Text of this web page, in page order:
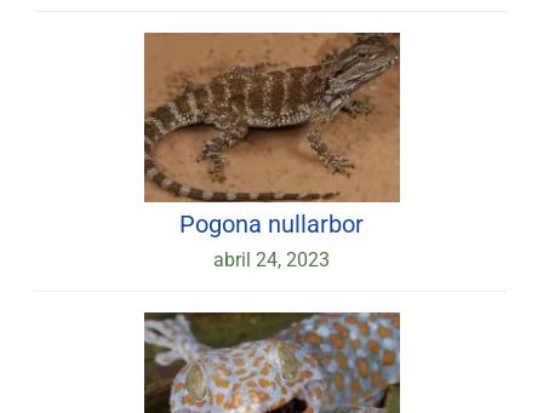
Pogona nullarbor
abril 24, 2023